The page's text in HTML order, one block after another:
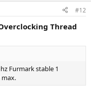
#12
Thread
Furmark stable 1
max.